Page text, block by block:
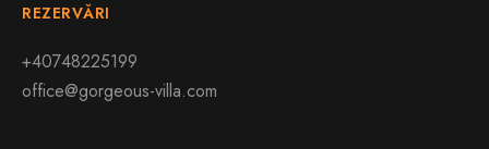
REZERVĂRI
+40748225199
office@gorgeous-villa.com